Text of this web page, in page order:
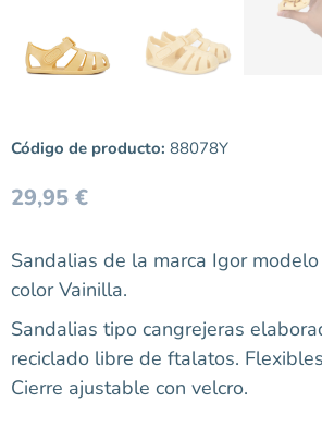
Código de producto: 88078Y
29,95 €
Sandalias de la marca Igor
color Vainilla.
Sandalias tipo cangrejeras
reciclado libre de ftalatos.
Cierre ajustable con velcro.